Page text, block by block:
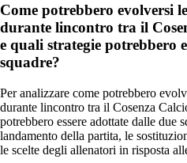
Come potrebbero evolversi
durante lincontro tra il
e quali strategie potrebbero
squadre?
Per analizzare come potrebbero
durante lincontro tra il Cosenza
potrebbero essere adottate dalle due
landamento della partita, le
le scelte degli allenatori in risposta